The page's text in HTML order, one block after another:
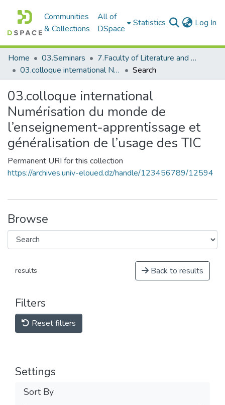
Communities
& Collections
All of
DSpace
Statistics Log In
Home 03.Seminars
7.Faculty of Literature and Languages_Seminars
03.colloque international Numérisation du monde de l’enseignement-apprentissage et généralisation de l’usage des TIC
Search
03.colloque international
Numérisation du monde de
l’enseignement-apprentissage et
généralisation de l’usage des TIC
Permanent URI for this collection
https://archives.univ-eloued.dz/handle/123456789/12594
Browse
results Back to results
Filters
Reset filters
Settings
Sort By